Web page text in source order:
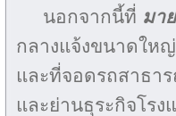
นอกจากนี้ที่ มา
กลางแจ้งขนาดให
และที่จอดรถสาธา
และย่านธุระกิจโรง